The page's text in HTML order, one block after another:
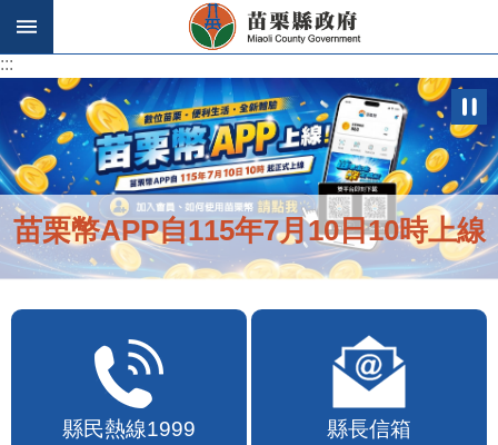
跳到主要內容區塊
:::
苗栗幣APP自115年7月10日10時上線
縣民熱線1999 縣長信箱